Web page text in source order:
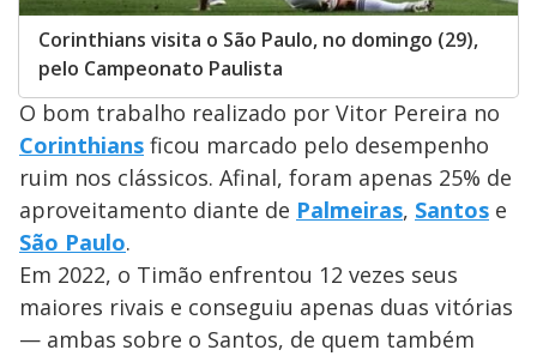
Corinthians visita o São Paulo, no domingo (29),
pelo Campeonato Paulista
O bom trabalho realizado por Vitor Pereira no
Corinthians ficou marcado pelo desempenho
ruim nos clássicos. Afinal, foram apenas 25% de
aproveitamento diante de Palmeiras, Santos e
São Paulo.
Em 2022, o Timão enfrentou 12 vezes seus
maiores rivais e conseguiu apenas duas vitórias
— ambas sobre o Santos, de quem também